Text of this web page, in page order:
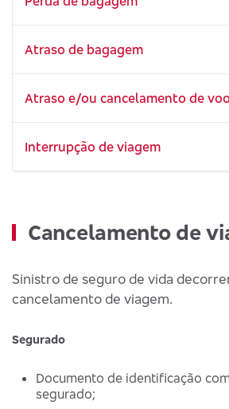
Atraso de bagagem
Atraso e/ou cancelamento de voo
Interrupção de viagem
Cancelamento de
Sinistro de seguro de vida
cancelamento de viagem.
Segurado
Documento de identificação
segurado;